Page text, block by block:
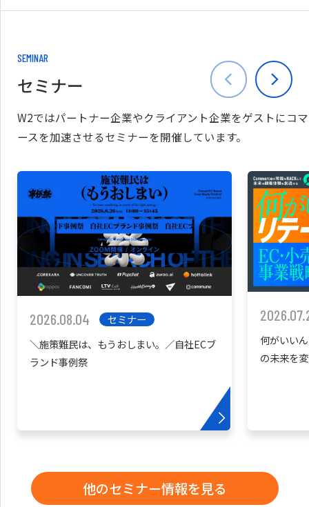
SEMINAR
セミナー
W2ではパートナー企業やクライアント企業をゲストにコマ
ースを加速させるセミナーを開催しています。
2026.08.04
セミナー
＼施策難民は、もうおしまい。／自社ECブ
ランド事例祭
何がいい
の未来を
他のセミナー情報を見る